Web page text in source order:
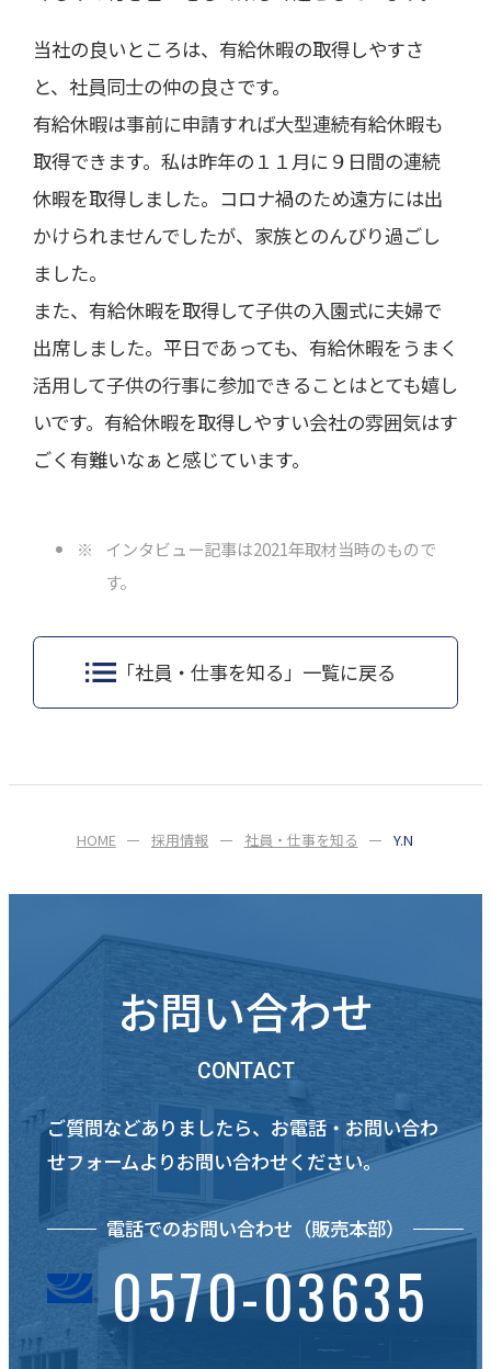
当社の良いところは、有給休暇の取得しやすさ
と、社員同士の仲の良さです。
有給休暇は事前に申請すれば大型連続有給休暇も
取得できます。私は昨年の１１月に９日間の連続
休暇を取得しました。コロナ禍のため遠方には出
かけられませんでしたが、家族とのんびり過ごし
ました。
また、有給休暇を取得して子供の入園式に夫婦で
出席しました。平日であっても、有給休暇をうまく
活用して子供の行事に参加できることはとても嬉し
いです。有給休暇を取得しやすい会社の雰囲気はす
ごく有難いなぁと感じています。
インタビュー記事は2021年取材当時のもので
す。
「社員・仕事を知る」一覧に戻る
HOME 採用情報 社員・仕事を知る Y.N
お問い合わせ
CONTACT
ご質問などありましたら、お電話・お問い合わ
せフォームよりお問い合わせください。
電話でのお問い合わせ（販売本部）
0570-03635